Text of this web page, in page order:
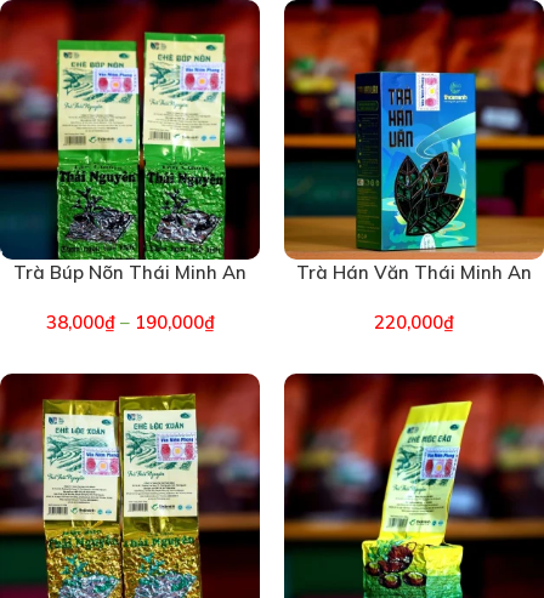
Trà Búp Nõn Thái Minh An
38,000₫– 190,000₫
Trà Hán Văn Thái Minh An
220,000₫